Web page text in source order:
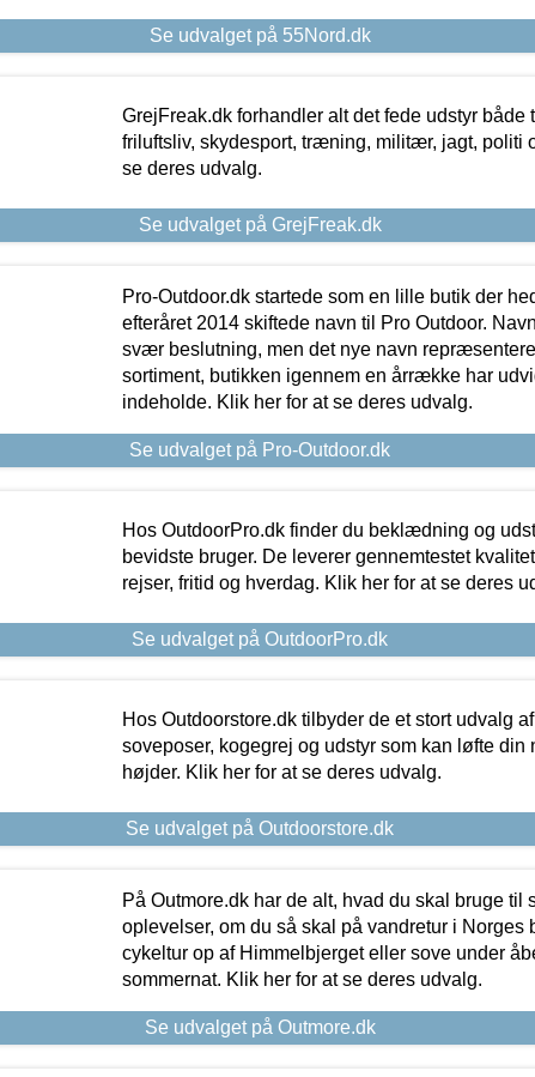
Se udvalget på 55Nord.dk
GrejFreak.dk forhandler alt det fede udstyr både
friluftsliv, skydesport, træning, militær, jagt, politi
se deres udvalg.
Se udvalget på GrejFreak.dk
Pro-Outdoor.dk startede som en lille butik der
efteråret 2014 skiftede navn til Pro Outdoor.
svær beslutning, men det nye navn
sortiment, butikken igennem en årrække har
indeholde. Klik her for at se deres udvalg.
Se udvalget på Pro-Outdoor.dk
Hos OutdoorPro.dk finder du beklædning og
bevidste bruger. De leverer gennemtestet
rejser, fritid og hverdag. Klik her for at se deres
Se udvalget på OutdoorPro.dk
Hos Outdoorstore.dk tilbyder de et stort udvalg
soveposer, kogegrej og udstyr som kan løfte din
højder. Klik her for at se deres udvalg.
Se udvalget på Outdoorstore.dk
På Outmore.dk har de alt, hvad du skal bruge til
oplevelser, om du så skal på vandretur i Norges
cykeltur op af Himmelbjerget eller sove under
sommernat. Klik her for at se deres udvalg.
Se udvalget på Outmore.dk